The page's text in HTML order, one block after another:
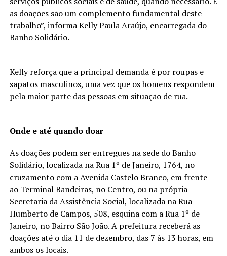
as doações são um complemento fundamental deste
trabalho”, informa Kelly Paula Araújo, encarregada do
Banho Solidário.
Kelly reforça que a principal demanda é por roupas e
sapatos masculinos, uma vez que os homens respondem
pela maior parte das pessoas em situação de rua.
Onde e até quando doar
As doações podem ser entregues na sede do Banho
Solidário, localizada na Rua 1º de Janeiro, 1764, no
cruzamento com a Avenida Castelo Branco, em frente
ao Terminal Bandeiras, no Centro, ou na própria
Secretaria da Assistência Social, localizada na Rua
Humberto de Campos, 508, esquina com a Rua 1º de
Janeiro, no Bairro São João. A prefeitura receberá as
doações até o dia 11 de dezembro, das 7 às 13 horas, em
ambos os locais.